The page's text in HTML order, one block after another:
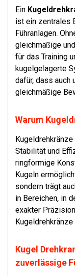
Ein
ist ein zentrales
Führanlagen.
gleichmäßige
für das Training
kugelgelagerte
dafür, dass auch
gleichmäßige
Warum
Stabilität und
ringförmige
Kugeln
sondern trägt
in Bereichen, in
exakter
Kugel
zuverlässige